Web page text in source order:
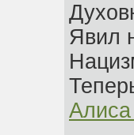
Явил